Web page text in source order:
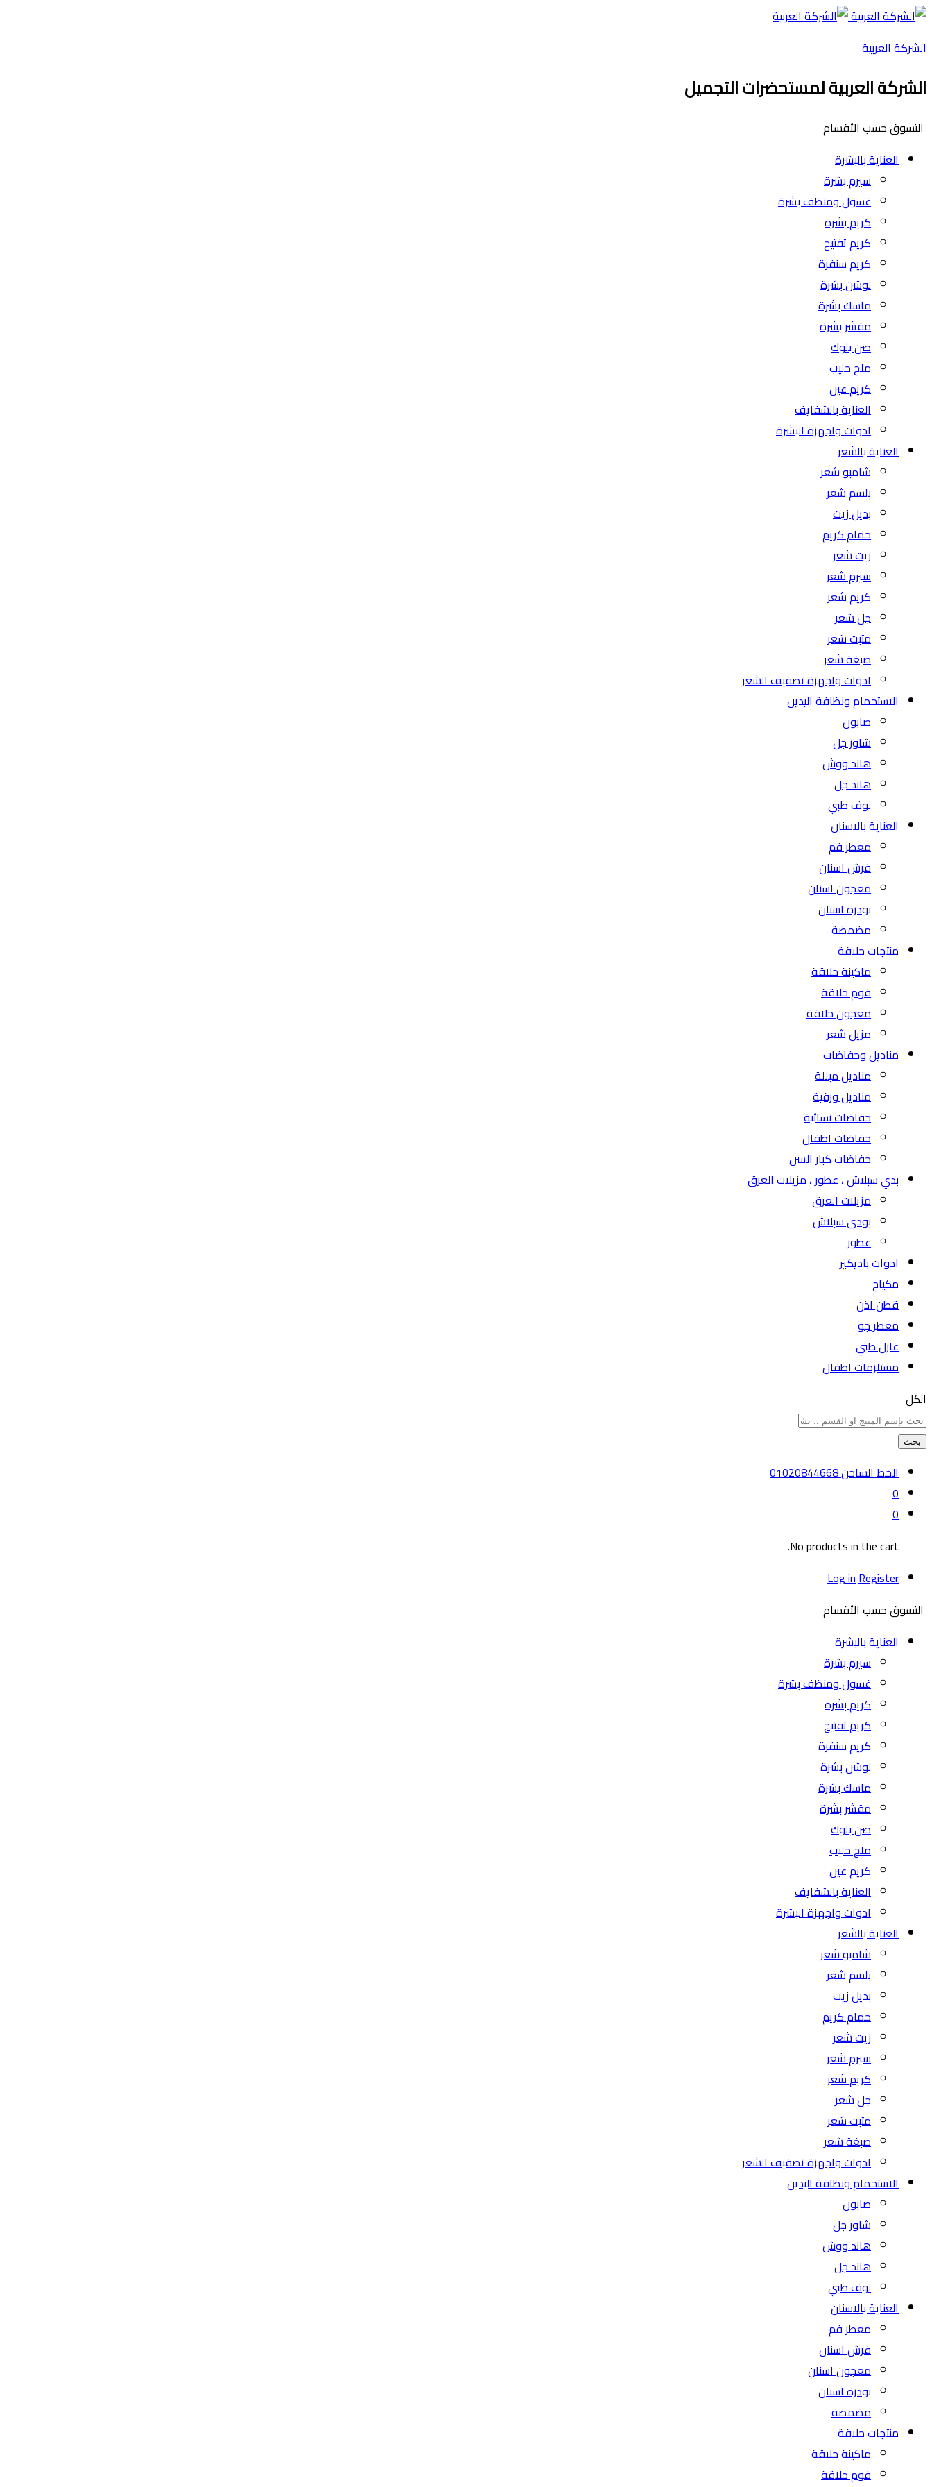
الشركة العربية
الشركة العربية لمستحضرات التجميل
التسوق حسب الأقسام
العناية بالبشرة
سيرم بشرة
غسول ومنظف بشرة
كريم بشرة
كريم تفتيح
كريم سنفرة
لوشن بشرة
ماسك بشرة
مقشر بشرة
صن بلوك
ملح حليب
كريم عين
العناية بالشفايف
ادوات واجهزة البشرة
العناية بالشعر
شامبو شعر
بلسم شعر
بديل زيت
حمام كريم
زيت شعر
سيرم شعر
كريم شعر
جل شعر
مثبت شعر
صبغة شعر
ادوات واجهزة تصفيف الشعر
الاستحمام ونظافة اليدين
صابون
شاور جل
هاند ووش
هاند جل
لوف طبي
العناية بالاسنان
معطر فم
فرش اسنان
معجون اسنان
بودرة اسنان
مضمضة
منتجات حلاقة
ماكينة حلاقة
فوم حلاقة
معجون حلاقة
مزيل شعر
مناديل وحفاضات
مناديل مبللة
مناديل ورقية
حفاضات نسائية
حفاضات اطفال
حفاضات كبار السن
بدي سبلاش ، عطور ، مزيلات العرق
مزيلات العرق
بودى سبلاش
عطور
ادوات باديكير
مكياج
قطن اذن
معطر جو
عازل طبي
مستلزمات اطفال
الكل
بحث
الخط الساخن01020844668
0
0
No products in the cart.
Log inRegister
التسوق حسب الأقسام
العناية بالبشرة
سيرم بشرة
غسول ومنظف بشرة
كريم بشرة
كريم تفتيح
كريم سنفرة
لوشن بشرة
ماسك بشرة
مقشر بشرة
صن بلوك
ملح حليب
كريم عين
العناية بالشفايف
ادوات واجهزة البشرة
العناية بالشعر
شامبو شعر
بلسم شعر
بديل زيت
حمام كريم
زيت شعر
سيرم شعر
كريم شعر
جل شعر
مثبت شعر
صبغة شعر
ادوات واجهزة تصفيف الشعر
الاستحمام ونظافة اليدين
صابون
شاور جل
هاند ووش
هاند جل
لوف طبي
العناية بالاسنان
معطر فم
فرش اسنان
معجون اسنان
بودرة اسنان
مضمضة
منتجات حلاقة
ماكينة حلاقة
فوم حلاقة